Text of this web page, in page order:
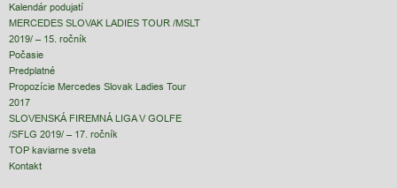
Kalendár podujatí
MERCEDES SLOVAK LADIES TOUR /MSLT
2019/ – 15. ročník
Počasie
Predplatné
Propozície Mercedes Slovak Ladies Tour
2017
SLOVENSKÁ FIREMNÁ LIGA V GOLFE
/SFLG 2019/ – 17. ročník
TOP kaviarne sveta
Kontakt